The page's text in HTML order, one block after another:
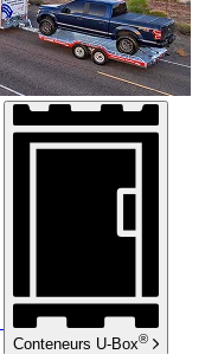
Conteneurs U-Box®